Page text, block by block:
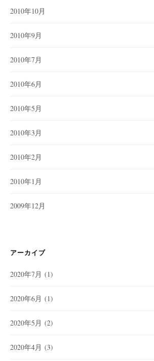
2010年10月
2010年9月
2010年7月
2010年6月
2010年5月
2010年3月
2010年2月
2010年1月
2009年12月
アーカイブ
2020年7月 (1)
2020年6月 (1)
2020年5月 (2)
2020年4月 (3)